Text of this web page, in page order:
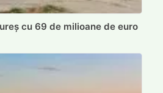
cu 69 de milioane de euro